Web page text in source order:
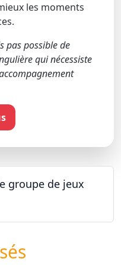
les moments
pas possible de
qui nécessiste
groupe de jeux